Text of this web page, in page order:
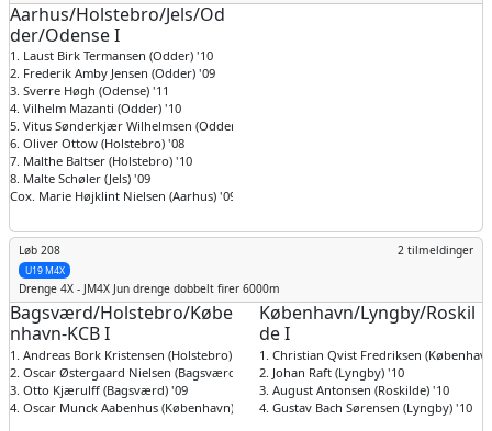
Aarhus/Holstebro/Jels/Od
der/Odense I
1. Laust Birk Termansen (Odder) '10
2. Frederik Amby Jensen (Odder) '09
3. Sverre Høgh (Odense) '11
4. Vilhelm Mazanti (Odder) '10
5. Vitus Sønderkjær Wilhelmsen (Odder) '10
6. Oliver Ottow (Holstebro) '08
7. Malthe Baltser (Holstebro) '10
8. Malte Schøler (Jels) '09
Cox. Marie Højklint Nielsen (Aarhus) '09
Løb 208 2 tilmeldinger
U19 M4X
Drenge 4X - JM4X Jun drenge dobbelt firer 6000m
Bagsværd/Holstebro/Købe
nhavn-KCB I
1. Andreas Bork Kristensen (Holstebro) '08
2. Oscar Østergaard Nielsen (Bagsværd) '09
3. Otto Kjærulff (Bagsværd) '09
4. Oscar Munck Aabenhus (København) '08
København/Lyngby/Roskil
de I
1. Christian Qvist Fredriksen
2. Johan Raft (Lyngby) '10
3. August Antonsen (Roskilde) '10
4. Gustav Bach Sørensen (Lyngby) '10